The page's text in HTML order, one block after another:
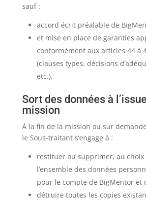
sauf :
accord écrit préalable de
et mise en place de garanties
conformément aux articles 44 à
(clauses types, décisions
etc.).
Sort des données à
mission
À la fin de la mission ou sur
le Sous-traitant s’engage à :
restituer ou supprimer, au choix
l’ensemble des données
pour le compte de BigMentor et
détruire toutes les copies